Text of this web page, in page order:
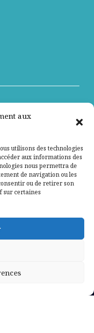
aux
utilisons des technologies
aux informations des
nous permettra de
de navigation ou les
ou de retirer son
sur certaines